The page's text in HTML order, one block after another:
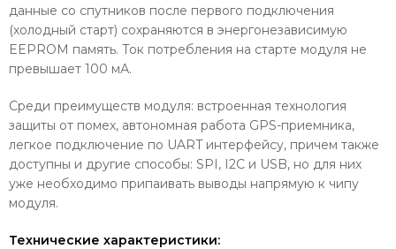
данные со спутников после первого подключения
(холодный старт) сохраняются в энергонезависимую
EEPROM память. Ток потребления на старте модуля не
превышает 100 мА.
Среди преимуществ модуля: встроенная технология
защиты от помех, автономная работа GPS-приемника,
легкое подключение по UART интерфейсу, причем также
доступны и другие способы: SPI, I2C и USB, но для них
уже необходимо припаивать выводы напрямую к чипу
модуля.
Технические характеристики: